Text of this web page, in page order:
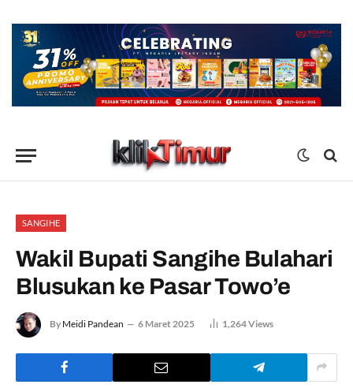
SANGIHE
Wakil Bupati Sangihe Bulahari
Blusukan ke Pasar Towo’e
By Meidi Pandean 6 Maret 2025 1,264Views